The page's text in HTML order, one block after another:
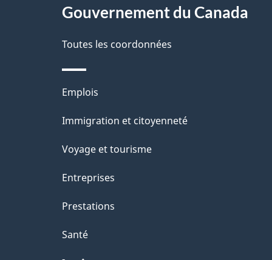
e
Gouvernement du Canada
Toutes les coordonnées
Thèmes
et
Emplois
Immigration et citoyenneté
Voyage et tourisme
Entreprises
Prestations
Santé